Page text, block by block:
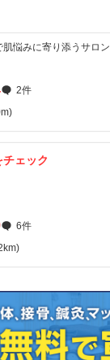
悩みに寄り添うサロン
2件
ェック
6件